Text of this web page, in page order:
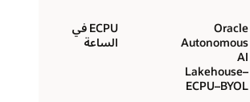
Oracle
Autonomous
AI
Lakehouse–
ECPU–BYOL
ECPU في
الساعة